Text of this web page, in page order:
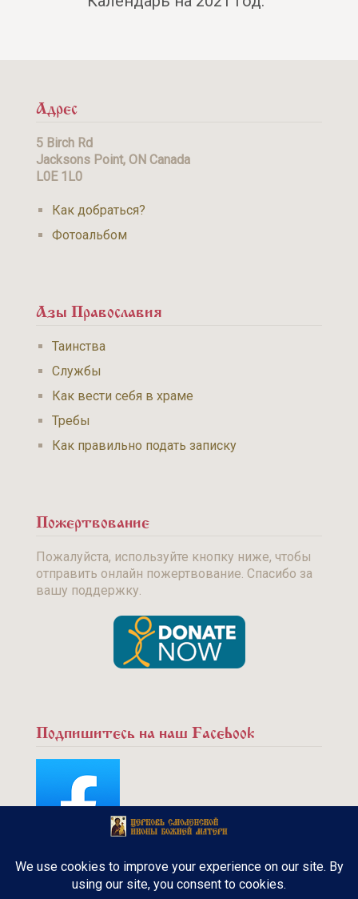
Адрес
5 Birch Rd
Jacksons Point, ON Canada
L0E 1L0
Как добраться?
Фотоальбом
Азы Православия
Таинства
Службы
Как вести себя в храме
Требы
Как правильно подать записку
Пожертвование
Пожалуйста, используйте кнопку ниже, чтобы
отправить онлайн пожертвование. Спасибо за
вашу поддержку.
Подпишитесь на наш Facebook